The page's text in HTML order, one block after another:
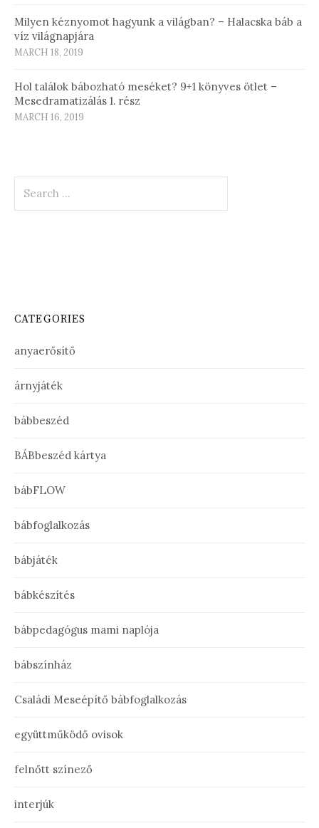
Milyen kéznyomot hagyunk a világban? – Halacska báb a
víz világnapjára
MARCH 18, 2019
Hol találok bábozható meséket? 9+1 könyves ötlet –
Mesedramatizálás 1. rész
MARCH 16, 2019
for:
CATEGORIES
anyaerősítő
árnyjáték
bábbeszéd
BÁBbeszéd kártya
bábFLOW
bábfoglalkozás
bábjáték
bábkészítés
bábpedagógus mami naplója
bábszínház
Családi Meseépítő bábfoglalkozás
együttműködő ovisok
felnőtt színező
interjúk